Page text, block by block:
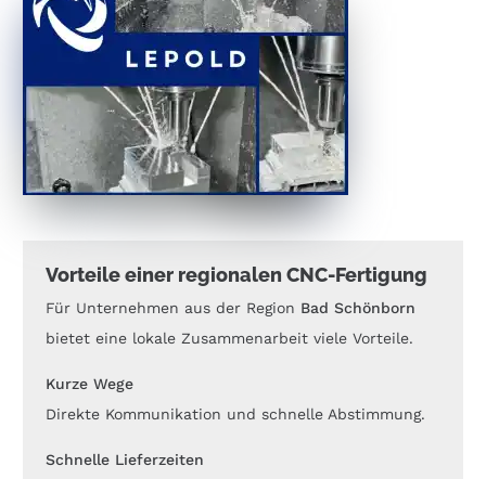
Vorteile einer regionalen CNC-Fertigung
Für Unternehmen aus der Region Bad Schönborn
bietet eine lokale Zusammenarbeit viele Vorteile.
Kurze Wege
Direkte Kommunikation und schnelle Abstimmung.
Schnelle Lieferzeiten